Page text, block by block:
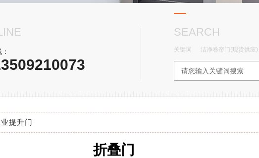
SEARCH
关键词 洁净卷帘门(现货供应)
提升门
折叠门